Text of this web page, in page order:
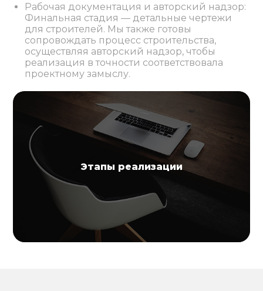
Этапы реализации
Рабочая документация и авторский надзор:
Финальная стадия — детальные чертежи
для строителей. Мы также готовы
сопровождать процесс строительства,
осуществляя авторский надзор, чтобы
реализация в точности соответствовала
проектному замыслу.